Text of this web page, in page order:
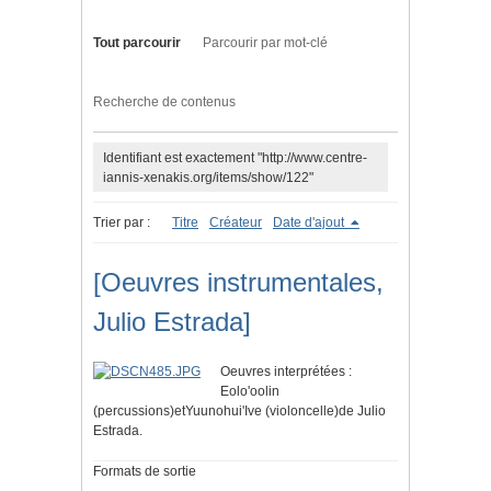
Tout parcourir Parcourir par mot-clé
Recherche de contenus
Identifiant est exactement "http://www.centre-
iannis-xenakis.org/items/show/122"
Trier par : Titre Créateur Date d'ajout
[Oeuvres instrumentales,
Julio Estrada]
Oeuvres interprétées :
Eolo'oolin
(percussions)etYuunohui'Ive (violoncelle)de Julio
Estrada.
Formats de sortie